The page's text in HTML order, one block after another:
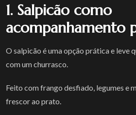
1. Salpicão como
acompanhamento
O salpicão é uma opção prática e leve
com um churrasco.
Feito com frango desfiado, legumes e
frescor ao prato.